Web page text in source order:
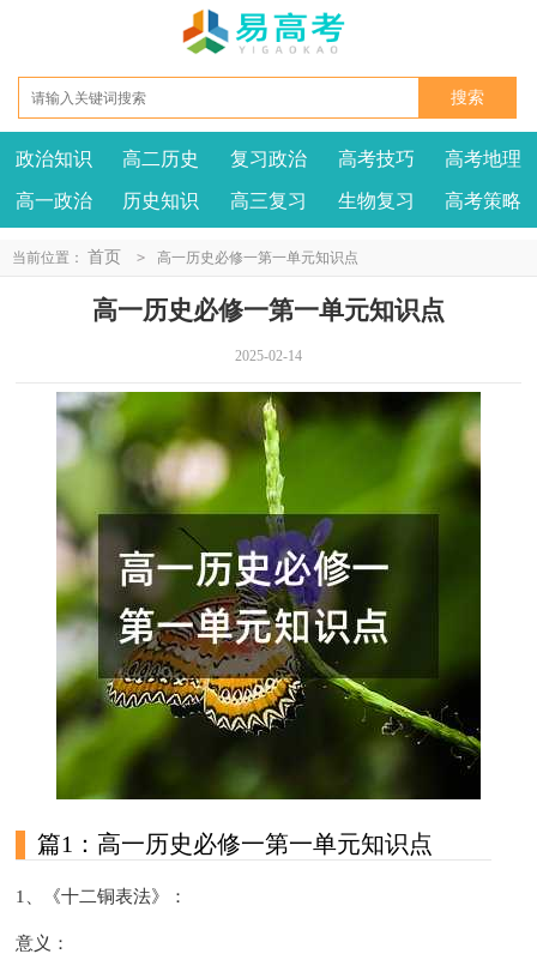
政治知识 高二历史 复习政治 高考技巧 高考地理
高一政治 历史知识 高三复习 生物复习 高考策略
当前位置： 首页 > 高一历史必修一第一单元知识点
高一历史必修一第一单元知识点
2025-02-14
篇1：高一历史必修一第一单元知识点
1、《十二铜表法》：
意义：